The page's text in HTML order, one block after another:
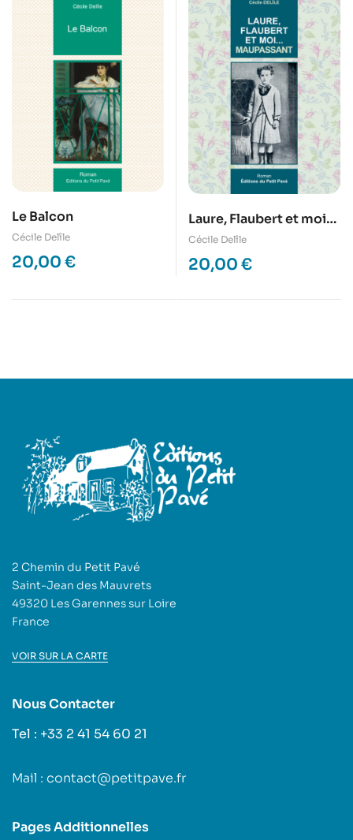
Le Balcon
Cécile Delîle
20,00 €
Laure, Flaubert et moi…
Maupassant
Cécile Delîle
20,00 €
2 Chemin du Petit Pavé
Saint-Jean des Mauvrets
49320 Les Garennes sur Loire
France
VOIR SUR LA CARTE
Nous Contacter
Tel : +33 2 41 54 60 21
Mail : contact@petitpave.fr
Pages Additionnelles